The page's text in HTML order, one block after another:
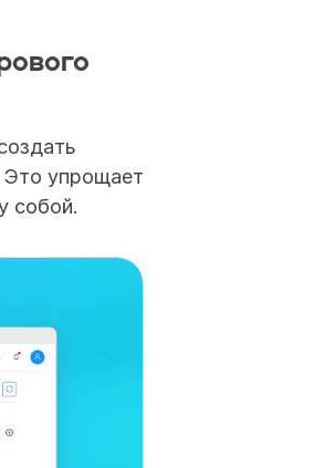
Это упрощает
собой.